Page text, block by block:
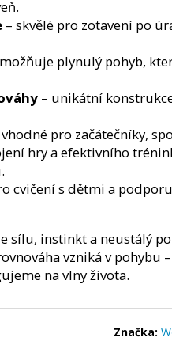
– skvělé pro zotavení po
plynulý pohyb,
– unikátní
pro začátečníky,
hry a efektivního
cvičení s dětmi a
sílu, instinkt a neustálý
vzniká v pohybu
na vlny života.
Značka:
NAVY BLUE/